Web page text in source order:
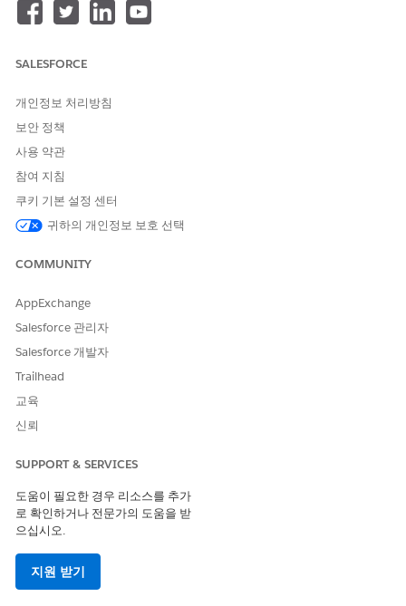
All Industry Clouds
Permissions
To set up Compliant Data
Sharing:
To share records using
Compliant Data Sharing:
To have a record shared
with you using Compliant
Data Sharing:
이 기사를 통해 문제를 해결했습니까?
SALESFORCE
개인정보 처리방침
보안 정책
사용 약관
참여 지침
쿠키 기본 설정 센터
귀하의 개인정보 보호 선택
COMMUNITY
AppExchange
Salesforce 관리자
Salesforce 개발자
Trailhead
교육
신뢰
SUPPORT & SERVICES
도움이 필요한 경우 리소스를 추가
로 확인하거나 전문가의 도움을 받
으십시오.
지원 받기